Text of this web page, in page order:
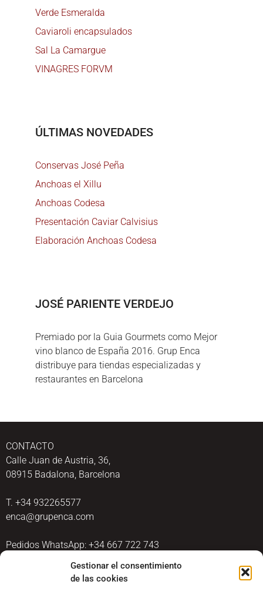
Gestionar el consentimiento
de las cookies
Verde Esmeralda
Caviaroli encapsulados
Sal La Camargue
VINAGRES FORVM
ÚLTIMAS NOVEDADES
Conservas José Peña
Anchoas el Xillu
Anchoas Codesa
Presentación Caviar Calvisius
Elaboración Anchoas Codesa
JOSÉ PARIENTE VERDEJO
Premiado por la Guia Gourmets como Mejor
vino blanco de España 2016. Grup Enca
distribuye para tiendas especializadas y
restaurantes en Barcelona
CONTACTO
Calle Juan de Austria, 36,
08915 Badalona, Barcelona
T. +34 932265577
enca@grupenca.com
Pedidos WhatsApp: +34 667 722 743
Inscríbete a nuestra Newsletter